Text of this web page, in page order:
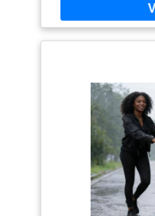
confort optimum, 2
l'avant et à l'arrière
DE QUALITÉ :
longue durée
pour chat pliable
pliée et dispose
peu de place
facilement rangé et
POUSSETTE POUR
97H cm ; - Dim.
Charge